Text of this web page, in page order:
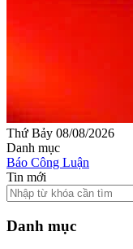
Thứ Bảy 08/08/2026
Danh mục
Báo Công Luận
Tin mới
Danh mục